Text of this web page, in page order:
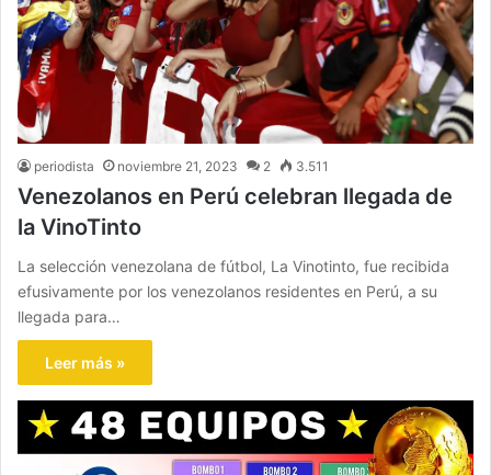
periodista noviembre 21, 2023 2 3.511
Venezolanos en Perú celebran llegada de
la VinoTinto
La selección venezolana de fútbol, La Vinotinto, fue recibida
efusivamente por los venezolanos residentes en Perú, a su
llegada para…
Leer más »